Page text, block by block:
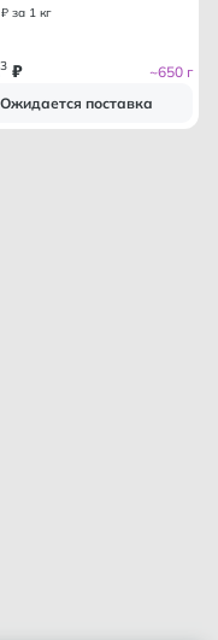
₽ за 1 кг
3 ₽
~650 г
Ожидается поставка